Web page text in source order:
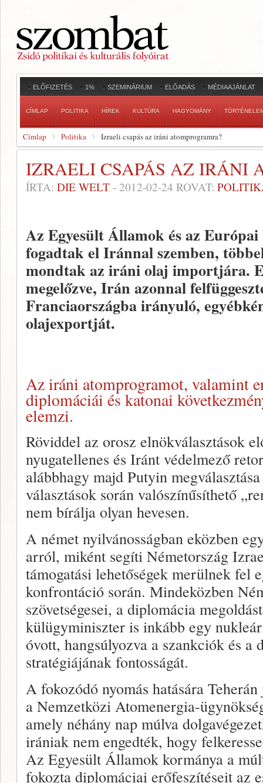
ELŐFIZETÉS 1% SZEMINÁRIUM ELŐADÁS MÉDIAAJÁNLAT
CÍMLAP POLITIKA HÍREK KULTÚRA HAGYOMÁNY
Címlap Politika Izraeli csapás az iráni atomprogramra?
IZRAELI CSAPÁS AZ IRÁNI
ÍRTA: DIE WELT - 2012-02-24 ROVAT:
Az Egyesült Államok és az
fogadtak el Iránnal szemben,
mondtak az iráni olaj importjára.
megelőzve, Irán azonnal
Franciaországba irányuló,
olajexportját.
Az iráni atomprogramot, valamint
diplomáciái és katonai
elemzi.
Röviddel az orosz elnökválasztások
nyugatellenes és Iránt védelmező
alábbhagy majd Putyin
választások során valószínűsíthető
nem bírálja olyan hevesen.
A német nyilvánosságban eközben
arról, miként segíti Németország
támogatási lehetőségek merülnek fel
konfrontáció során. Mindeközben
szövetségesei, a diplomácia
külügyminiszter is inkább egy
óvott, hangsúlyozva a szankciók és a
stratégiájának fontosságát.
A fokozódó nyomás hatására
a Nemzetközi Atomenergia-
amely néhány nap múlva
irániak nem engedték, hogy
Az Egyesült Államok kormánya a
fokozta diplomáciai erőfeszítéseit az